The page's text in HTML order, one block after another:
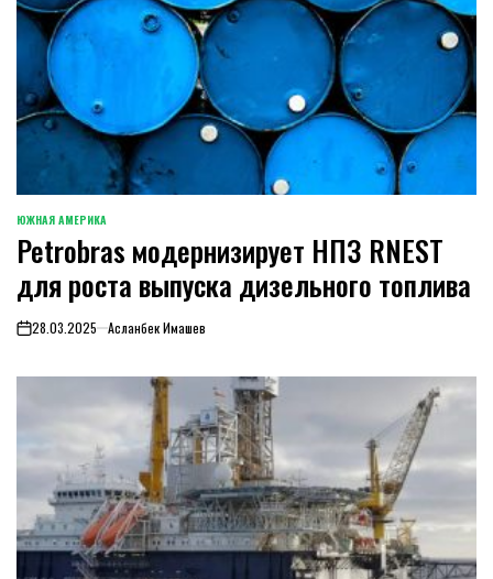
ОПУБЛИКОВАНО
В
ЮЖНАЯ АМЕРИКА
Petrobras модернизирует НПЗ RNEST
для роста выпуска дизельного топлива
on28.03.2025 Асланбек Имашев